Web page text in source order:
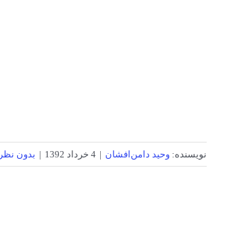
نویسنده: وحید دامن‌افشان | 4 خرداد 1392 | بدون نظر